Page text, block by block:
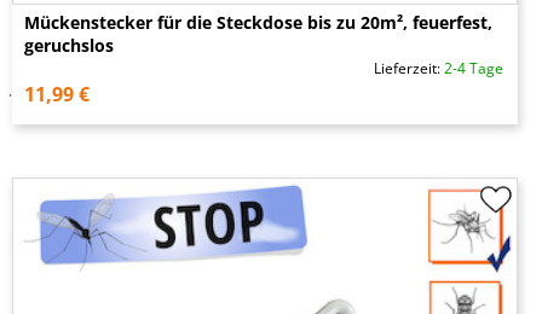
Mückenstecker für die Steckdose bis zu 20m², feuerfest,
geruchslos
Lieferzeit:2-4 Tage
11,99 €